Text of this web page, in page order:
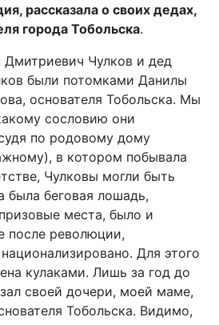
рассказала о своих дедах,
города Тобольска.
Чулков и дед
были потомками Данилы
основателя Тобольска. Мы
сословию они
по родовому дому
в котором побывала
Чулковы могли быть
была беговая лошадь,
места, было и
после революции,
Для этого
кулаками. Лишь за год до
своей дочери, моей маме,
Тобольска. Видимо,